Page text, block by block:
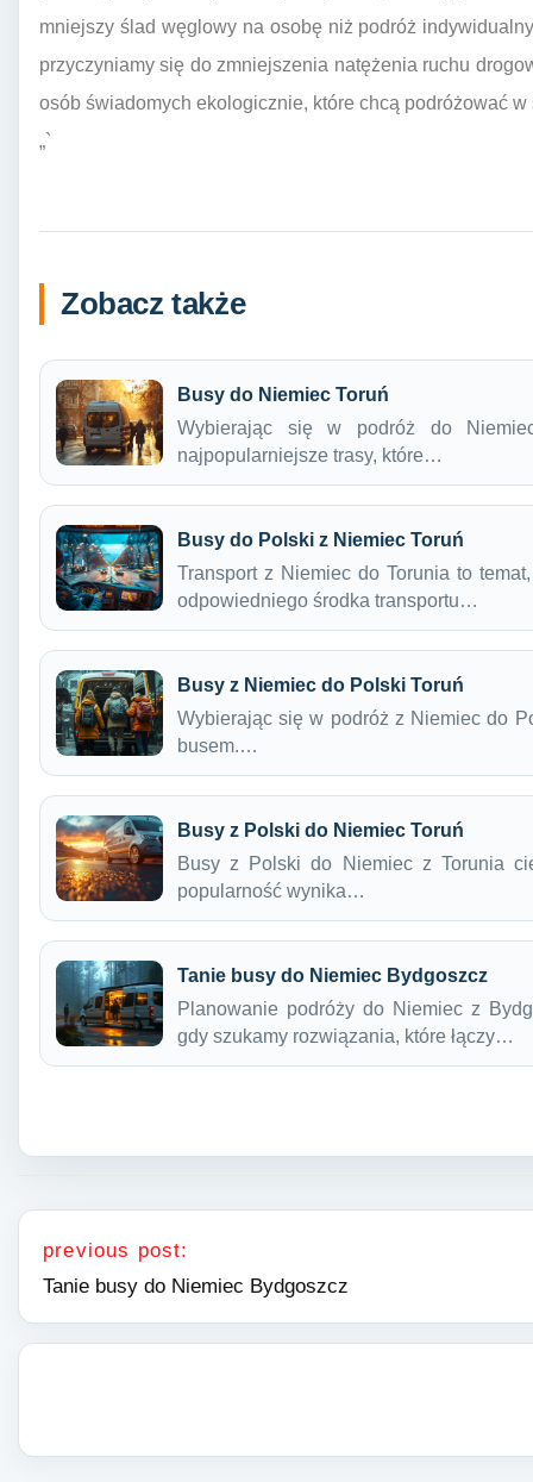
mniejszy ślad węglowy na osobę niż podróż
przyczyniamy się do zmniejszenia natężenia ruchu
osób świadomych ekologicznie, które chcą podróżować
„`
Zobacz także
Busy do Niemiec Toruń
Wybierając się w podróż do
najpopularniejsze trasy, które…
Busy do Polski z Niemiec Toruń
Transport z Niemiec do Torunia to
odpowiedniego środka transportu…
Busy z Niemiec do Polski Toruń
Wybierając się w podróż z Niemiec do
busem.…
Busy z Polski do Niemiec Toruń
Busy z Polski do Niemiec z Torunia
popularność wynika…
Tanie busy do Niemiec Bydgoszcz
Planowanie podróży do Niemiec z
gdy szukamy rozwiązania, które łączy…
Nawigacja wpisu
previous post:
Tanie busy do Niemiec Bydgoszcz